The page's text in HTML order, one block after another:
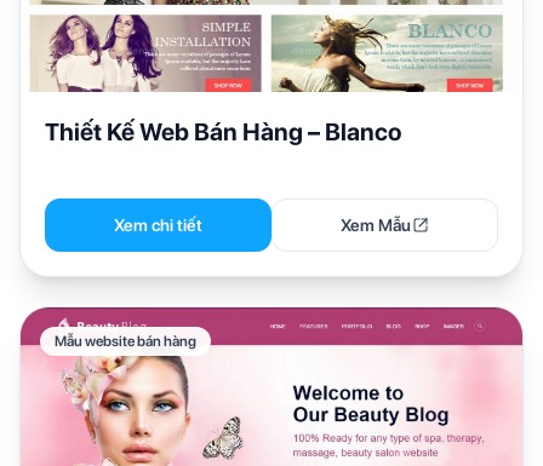
Thiết Kế Web Bán Hàng – Blanco
Xem chi tiết Xem Mẫu
Mẫu website bán hàng